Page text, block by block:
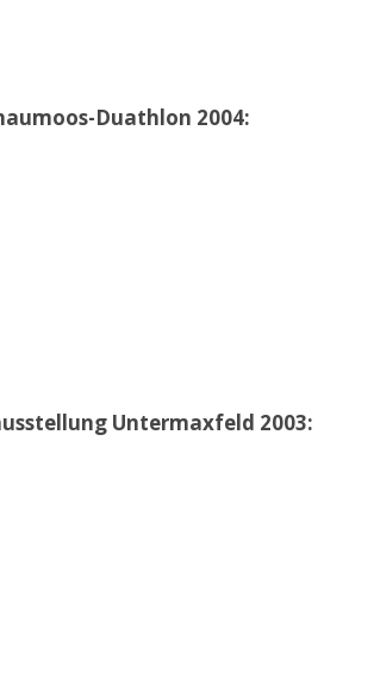
Duathlon 2004:
Untermaxfeld 2003: